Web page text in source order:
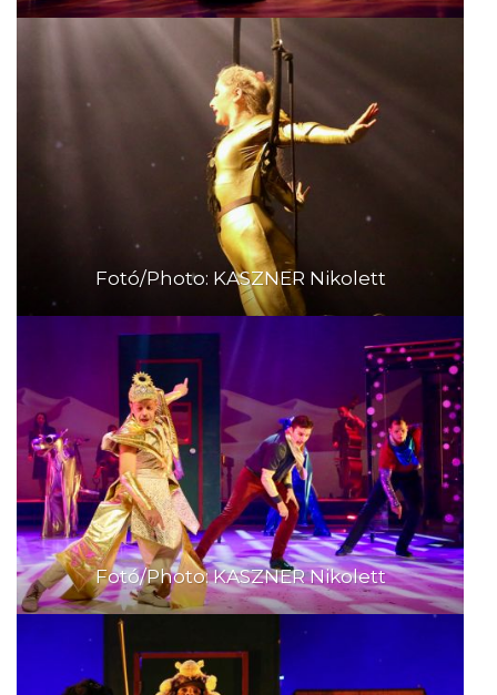
Fotó/Photo: KASZNER Nikolett
Fotó/Photo: KASZNER Nikolett